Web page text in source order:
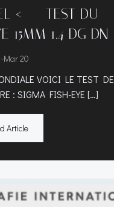
<—– TEST DU
15MM 1.4 DG DN
-Mar 20
VOICI LE TEST DE
: SIGMA FISH-EYE […]
Article